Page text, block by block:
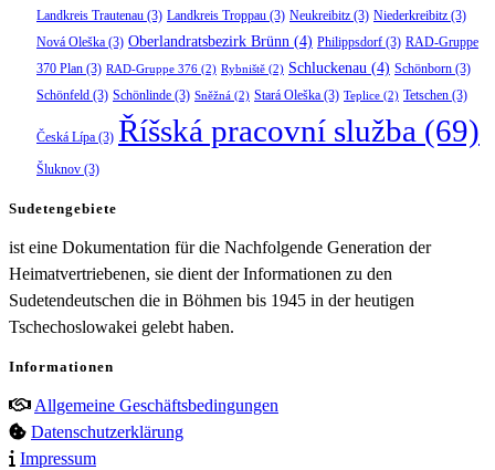
Landkreis Trautenau (3) Landkreis Troppau (3) Neukreibitz (3) Niederkreibitz (3)
Nová Oleška (3) Oberlandratsbezirk Brünn (4) Philippsdorf (3) RAD-Gruppe
370 Plan (3) RAD-Gruppe 376 (2) Rybniště (2) Schluckenau (4) Schönborn (3)
Schönfeld (3) Schönlinde (3) Sněžná (2) Stará Oleška (3) Teplice (2) Tetschen (3)
Česká Lípa (3) Říšská pracovní služba (69)
Šluknov (3)
Sudetengebiete
ist eine Dokumentation für die Nachfolgende Generation der
Heimatvertriebenen, sie dient der Informationen zu den
Sudetendeutschen die in Böhmen bis 1945 in der heutigen
Tschechoslowakei gelebt haben.
Informationen
Allgemeine Geschäftsbedingungen
Datenschutzerklärung
Impressum